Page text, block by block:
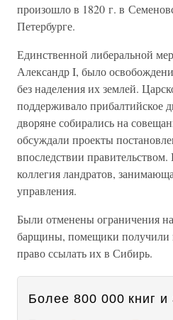
произошло в 1820 г. в
Петербурге.
Единственной либеральной
Александр I, было
без наделения их землей.
поддерживало прибалтийское
дворяне собирались на
обсуждали проекты
впоследствии правительством.
коллегия ландратов,
управления.
Были отменены ограничения
барщины, помещики получили
право ссылать их в Сибирь.
Более 800 000 книг и